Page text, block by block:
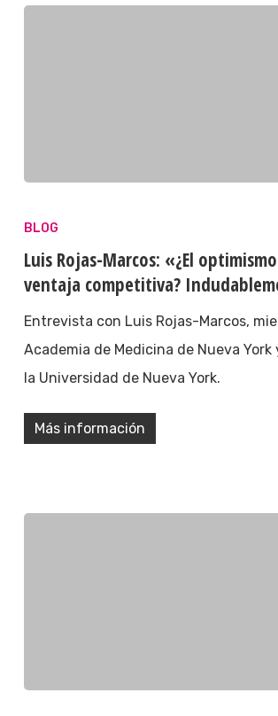
BLOG
Luis Rojas-Marcos: «¿El
ventaja competitiva?
Entrevista con Luis Rojas-Marcos,
Academia de Medicina de Nueva
la Universidad de Nueva York.
Más información